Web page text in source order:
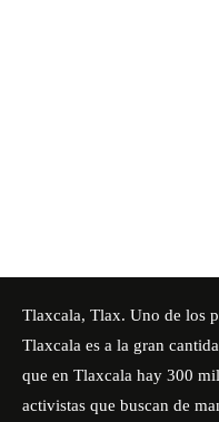
Tlaxcala, Tlax. Uno de los
Tlaxcala es a la gran
que en Tlaxcala hay 300
activistas que buscan de